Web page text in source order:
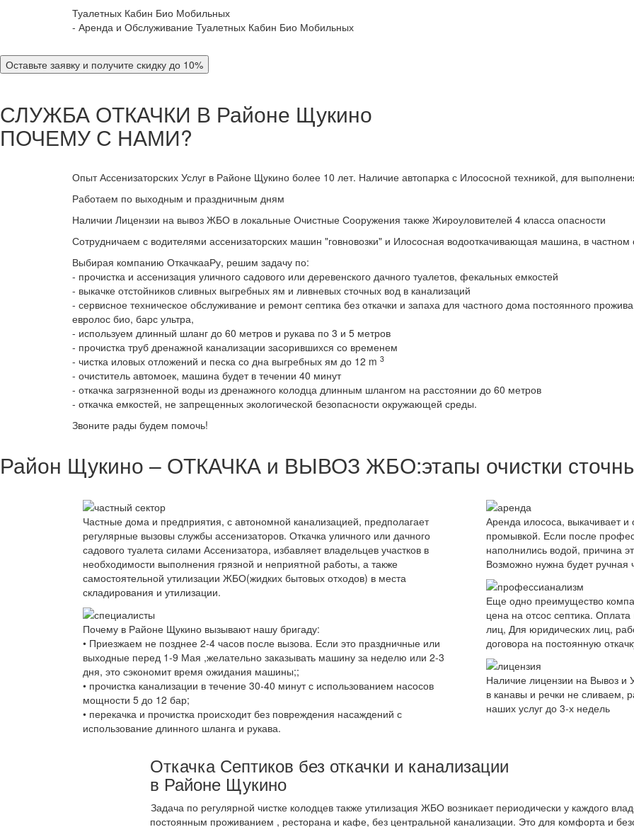
Туалетных Кабин Био Мобильных
- Аренда и Обслуживание Туалетных Кабин Био Мобильных
Оставьте заявку и получите скидку до 10%
СЛУЖБА ОТКАЧКИ В Районе Щукино
ПОЧЕМУ С НАМИ?
Опыт Ассенизаторских Услуг в Районе Щукино более 10 лет. Наличие автопарка с Илососной техникой, для
Работаем по выходным и праздничным дням
Наличии Лицензии на вывоз ЖБО в локальные Очистные Сооружения также Жироуловителей 4 класса опасности
Сотрудничаем с водителями ассенизаторских машин "говновозки" и Илососная водооткачивающая машина, в частном
Выбирая компанию ОткачкааРу, решим задачу по:
- прочистка и ассенизация уличного садового или деревенского дачного туалетов, фекальных емкостей
- выкачке отстойников сливных выгребных ям и ливневых сточных вод в канализаций
- сервисное техническое обслуживание и ремонт септика без откачки и запаха для частного дома постоянного
евролос био, барс ультра,
- используем длинный шланг до 60 метров и рукава по 3 и 5 метров
- прочистка труб дренажной канализации засорившихся со временем
- чистка иловых отложений и песка со дна выгребных ям до 12 m 3
- очиститель автомоек, машина будет в течении 40 минут
- откачка загрязненной воды из дренажного колодца длинным шлангом на расстоянии до 60 метров
- откачка емкостей, не запрещенных экологической безопасности окружающей среды.
Звоните рады будем помочь!
Район Щукино – ОТКАЧКА и ВЫВОЗ ЖБО:этапы очистки
Частные дома и предприятия, с автономной канализацией, предполагает
регулярные вызовы службы ассенизаторов. Откачка уличного или дачного
садового туалета силами Ассенизатора, избавляет владельцев участков в
необходимости выполнения грязной и неприятной работы, а также
самостоятельной утилизации ЖБО(жидких бытовых отходов) в места
складирования и утилизации.
Почему в Районе Щукино вызывают нашу бригаду:
• Приезжаем не позднее 2-4 часов после вызова. Если это праздничные или
выходные перед 1-9 Мая ,желательно заказывать машину за неделю или 2-3
дня, это сэкономит время ожидания машины;;
• прочистка канализации в течение 30-40 минут с использованием насосов
мощности 5 до 12 бар;
• перекачка и прочистка происходит без повреждения насаждений с
использование длинного шланга и рукава.
Аренда илососа, выкачивает
промывкой. Если после
наполнились водой, причина
Возможно нужна будет ручная
Еще одно преимущество
цена на отсос септика.
лиц, Для юридических лиц,
договора на постоянную
Наличие лицензии на Вывоз
в канавы и речки не сливаем,
наших услуг до 3-х недель
Откачка Септиков без откачки и канализации
в Районе Щукино
Задача по регулярной чистке колодцев также утилизация ЖБО возникает периодически у каждого
постоянным проживанием , ресторана и кафе, без центральной канализации. Это для комфорта и